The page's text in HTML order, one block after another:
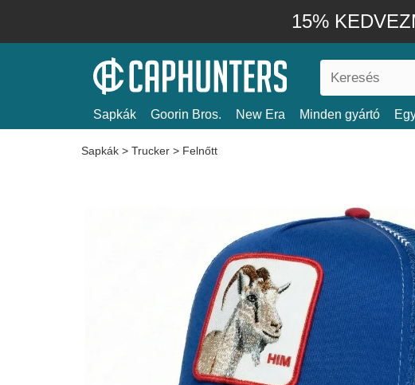
15%
Sapkák Goorin Bros. New Era Minden gyártó
Sapkák > Trucker > Felnőtt